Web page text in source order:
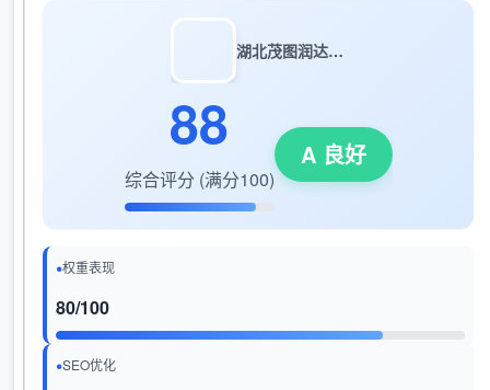
湖北茂图润达气体有限公司
88
综合评分 (满分100)
A 良好
权重表现
80/100
SEO优化